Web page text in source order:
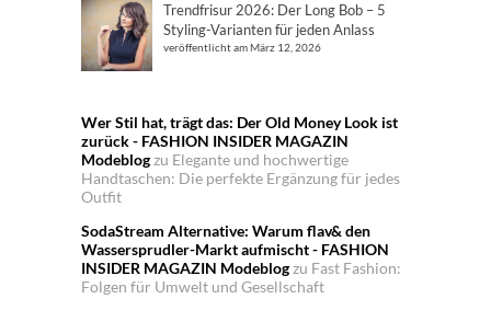
Trendfrisur 2026: Der Long Bob – 5
Styling-Varianten für jeden Anlass
veröffentlicht am März 12, 2026
Wer Stil hat, trägt das: Der Old Money Look ist
zurück - FASHION INSIDER MAGAZIN
Modeblogzu Elegante und hochwertige
Handtaschen: Die perfekte Ergänzung für jedes
Outfit
SodaStream Alternative: Warum flav& den
Wassersprudler-Markt aufmischt - FASHION
INSIDER MAGAZIN Modeblogzu Fast Fashion:
Folgen für Umwelt und Gesellschaft